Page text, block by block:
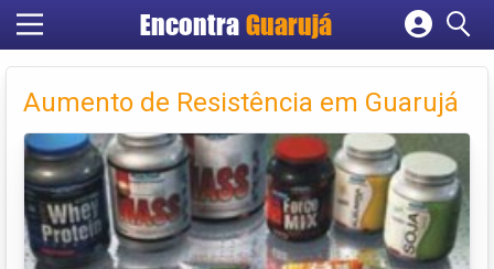
Encontra Guarujá
Cadastrar empresa
Criar conta
Aumento de Resistência em Guarujá